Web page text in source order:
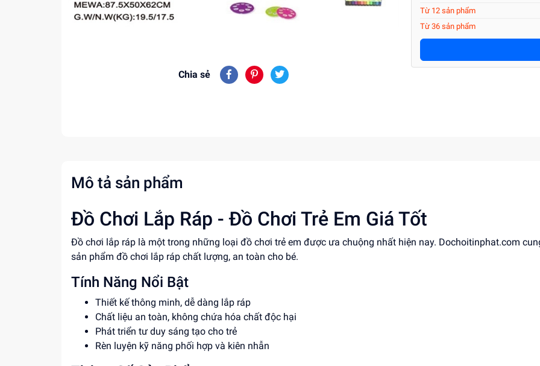
Chia sẻ
Từ 12 sản phẩm
Từ 36 sản phẩm
Mô tả sản phẩm
Đồ Chơi Lắp Ráp - Đồ Chơi Trẻ Em Giá Tốt
Đồ chơi lắp ráp là một trong những loại đồ chơi trẻ em được ưa chuộng nhất hiện nay. Dochoitinphat.com
sản phẩm đồ chơi lắp ráp chất lượng, an toàn cho bé.
Tính Năng Nổi Bật
Thiết kế thông minh, dễ dàng lắp ráp
Chất liệu an toàn, không chứa hóa chất độc hại
Phát triển tư duy sáng tạo cho trẻ
Rèn luyện kỹ năng phối hợp và kiên nhẫn